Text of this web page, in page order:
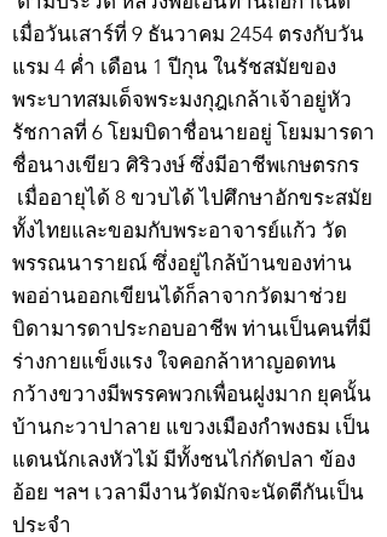
เมื่อวันเสาร์ที่ 9 ธันวาคม 2454 ตรงกับวัน
แรม 4 ค่ำ เดือน 1 ปีกุน ในรัชสมัยของ
พระบาทสมเด็จพระมงกุฎเกล้าเจ้าอยู่หัว
รัชกาลที่ 6 โยมบิดาชื่อนายอยู่ โยมมารดา
ชื่อนางเขียว ศิริวงษ์ ซึ่งมีอาชีพเกษตรกร
เมื่ออายุได้ 8 ขวบได้ ไปศึกษาอักขระสมัย
ทั้งไทยและขอมกับพระอาจารย์แก้ว วัด
พรรณนารายณ์ ซึ่งอยู่ไกล้บ้านของท่าน
พออ่านออกเขียนได้ก็ลาจากวัดมาช่วย
บิดามารดาประกอบอาชีพ ท่านเป็นคนที่มี
ร่างกายแข็งแรง ใจคอกล้าหาญอดทน
กว้างขวางมีพรรคพวกเพื่อนฝูงมาก ยุคนั้น
บ้านกะวาปาลาย แขวงเมืองกำพงธม เป็น
แดนนักเลงหัวไม้ มีทั้งชนไก่กัดปลา ข้อง
อ้อย ฯลฯ เวลามีงานวัดมักจะนัดตีกันเป็น
ประจำ